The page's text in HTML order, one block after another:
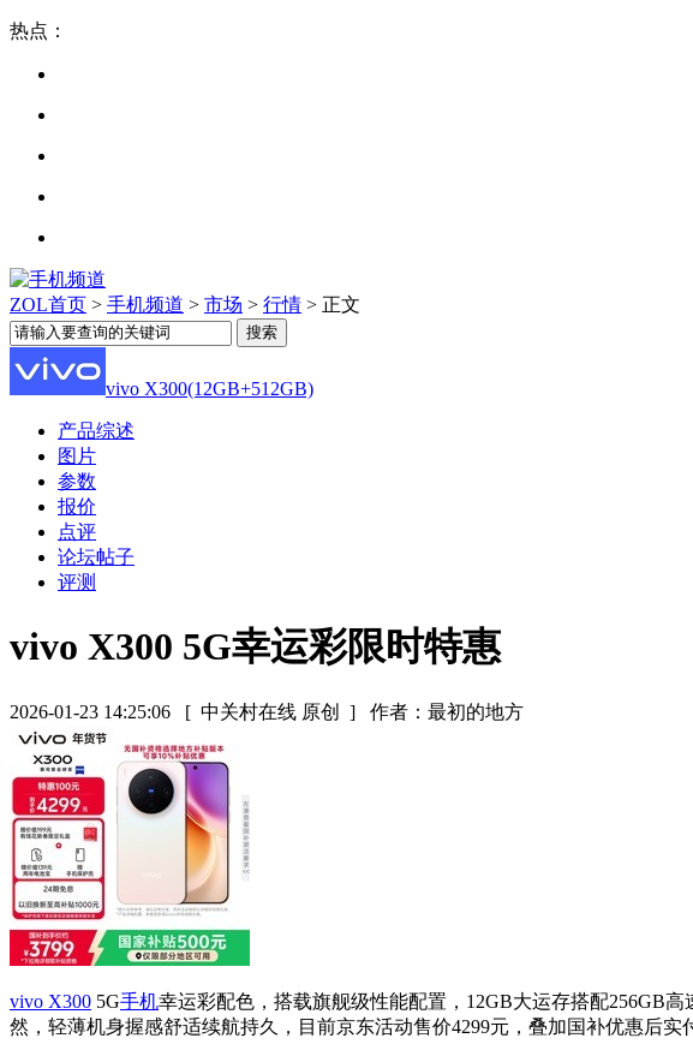
热点：
ZOL首页 > 手机频道 > 市场 > 行情 > 正文
vivo X300(12GB+512GB)
产品综述
图片
参数
报价
点评
论坛帖子
评测
vivo X300 5G幸运彩限时特惠
2026-01-23 14:25:06 [ 中关村在线 原创 ] 作者：最初的地方
vivo X300 5G手机幸运彩配色，搭载旗舰级性能配置，12GB大运存搭配256GB
然，轻薄机身握感舒适续航持久，目前京东活动售价4299元，叠加国补优惠后实